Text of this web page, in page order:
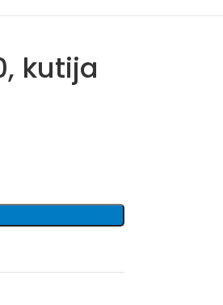
kutija